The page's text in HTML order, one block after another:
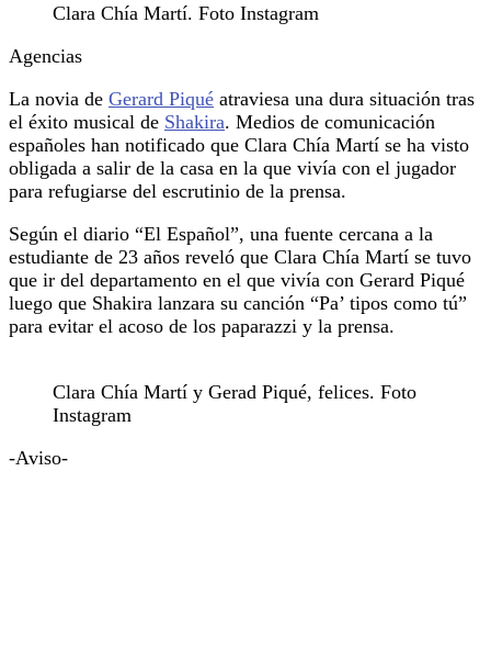
Clara Chía Martí. Foto Instagram
Agencias
La novia de Gerard Piqué atraviesa una dura situación tras
el éxito musical de Shakira. Medios de comunicación
españoles han notificado que Clara Chía Martí se ha visto
obligada a salir de la casa en la que vivía con el jugador
para refugiarse del escrutinio de la prensa.
Según el diario “El Español”, una fuente cercana a la
estudiante de 23 años reveló que Clara Chía Martí se tuvo
que ir del departamento en el que vivía con Gerard Piqué
luego que Shakira lanzara su canción “Pa’ tipos como tú”
para evitar el acoso de los paparazzi y la prensa.
Clara Chía Martí y Gerad Piqué, felices. Foto
Instagram
-Aviso-